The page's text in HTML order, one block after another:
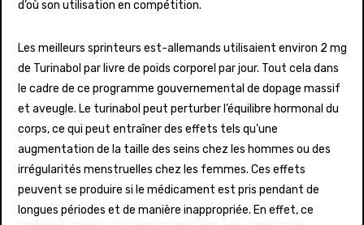
d’où son utilisation en compétition.
Les meilleurs sprinteurs est-allemands utilisaient environ 2 mg
de Turinabol par livre de poids corporel par jour. Tout cela dans
le cadre de ce programme gouvernemental de dopage massif
et aveugle. Le turinabol peut perturber l’équilibre hormonal du
corps, ce qui peut entraîner des effets tels qu’une
augmentation de la taille des seins chez les hommes ou des
irrégularités menstruelles chez les femmes. Ces effets
peuvent se produire si le médicament est pris pendant de
longues périodes et de manière inappropriée. En effet, ce